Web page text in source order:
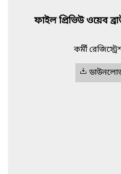
ফাইল প্রিভিউ ওয়েব
কর্মী